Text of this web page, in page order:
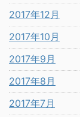
2017年12月
2017年10月
2017年9月
2017年8月
2017年7月